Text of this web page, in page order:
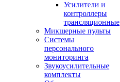
Усилители и
контроллеры
трансляционные
Микшерные пульты
Системы
персонального
мониторинга
Звукоусилительные
комплекты